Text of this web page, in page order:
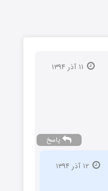
پاسخ
۱۲ آذر ۱۳۹۴